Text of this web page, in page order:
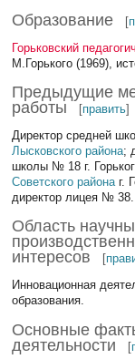
Образование [
Горьковский
М.Горького (1969),
Предыдущие
работы
[править]
Директор средней
Лысковского района;
школы № 18 г.
Советского районаг.
директор лицея № 38.
Область
интересов
[
Инновационная
образования.
Основные
деятельности
[